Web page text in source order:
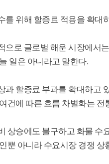
를 위해 할증료 적용을 확대
으로 글로벌 해운 시장에서
일은 아니라고 말한다.
과 할증료 부과를 확대하고
건에 따른 흐름 차별화는 전
상승에도 불구하고 화물 수
뿐 아니라 수요시장 경쟁